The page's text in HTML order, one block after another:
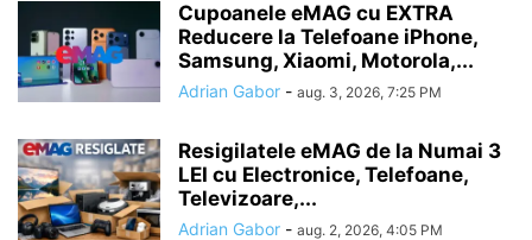
Cupoanele eMAG cu EXTRA
Reducere la Telefoane iPhone,
Samsung, Xiaomi, Motorola,...
Adrian Gabor - aug. 3, 2026, 7:25 PM
Resigilatele eMAG de la Numai 3
LEI cu Electronice, Telefoane,
Televizoare,...
Adrian Gabor - aug. 2, 2026, 4:05 PM